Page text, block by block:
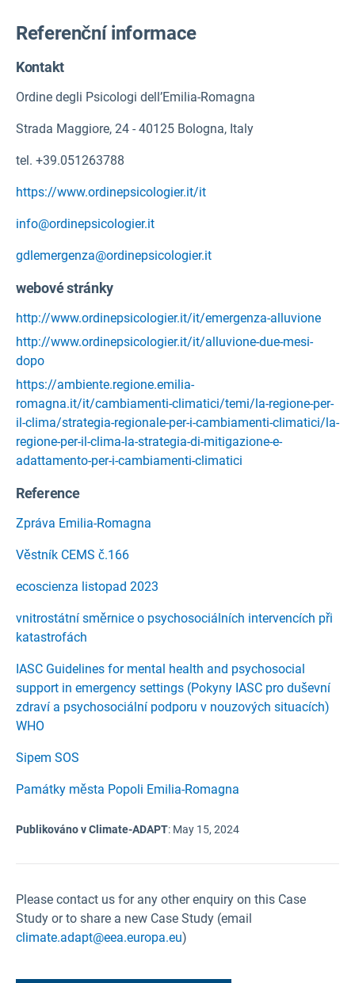
Referenční informace
Kontakt
Ordine degli Psicologi dell’Emilia-Romagna
Strada Maggiore, 24 - 40125 Bologna, Italy
tel. +39.051263788
https://www.ordinepsicologier.it/it
info@ordinepsicologier.it
gdlemergenza@ordinepsicologier.it
webové stránky
http://www.ordinepsicologier.it/it/emergenza-alluvione
http://www.ordinepsicologier.it/it/alluvione-due-mesi-
dopo
https://ambiente.regione.emilia-
romagna.it/it/cambiamenti-climatici/temi/la-regione-per-
il-clima/strategia-regionale-per-i-cambiamenti-climatici/la-
regione-per-il-clima-la-strategia-di-mitigazione-e-
adattamento-per-i-cambiamenti-climatici
Reference
Zpráva Emilia-Romagna
Věstník CEMS č.166
ecoscienza listopad 2023
vnitrostátní směrnice o psychosociálních intervencích při
katastrofách
IASC Guidelines for mental health and psychosocial
support in emergency settings (Pokyny IASC pro duševní
zdraví a psychosociální podporu v nouzových situacích)
WHO
Sipem SOS
Památky města Popoli Emilia-Romagna
Publikováno v Climate-ADAPT: May 15, 2024
Please contact us for any other enquiry on this Case
Study or to share a new Case Study (email
climate.adapt@eea.europa.eu)